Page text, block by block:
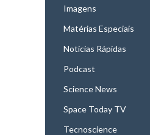
Imagens
Matérias Especiais
Notícias Rápidas
Podcast
Science News
Space Today TV
Tecnoscience